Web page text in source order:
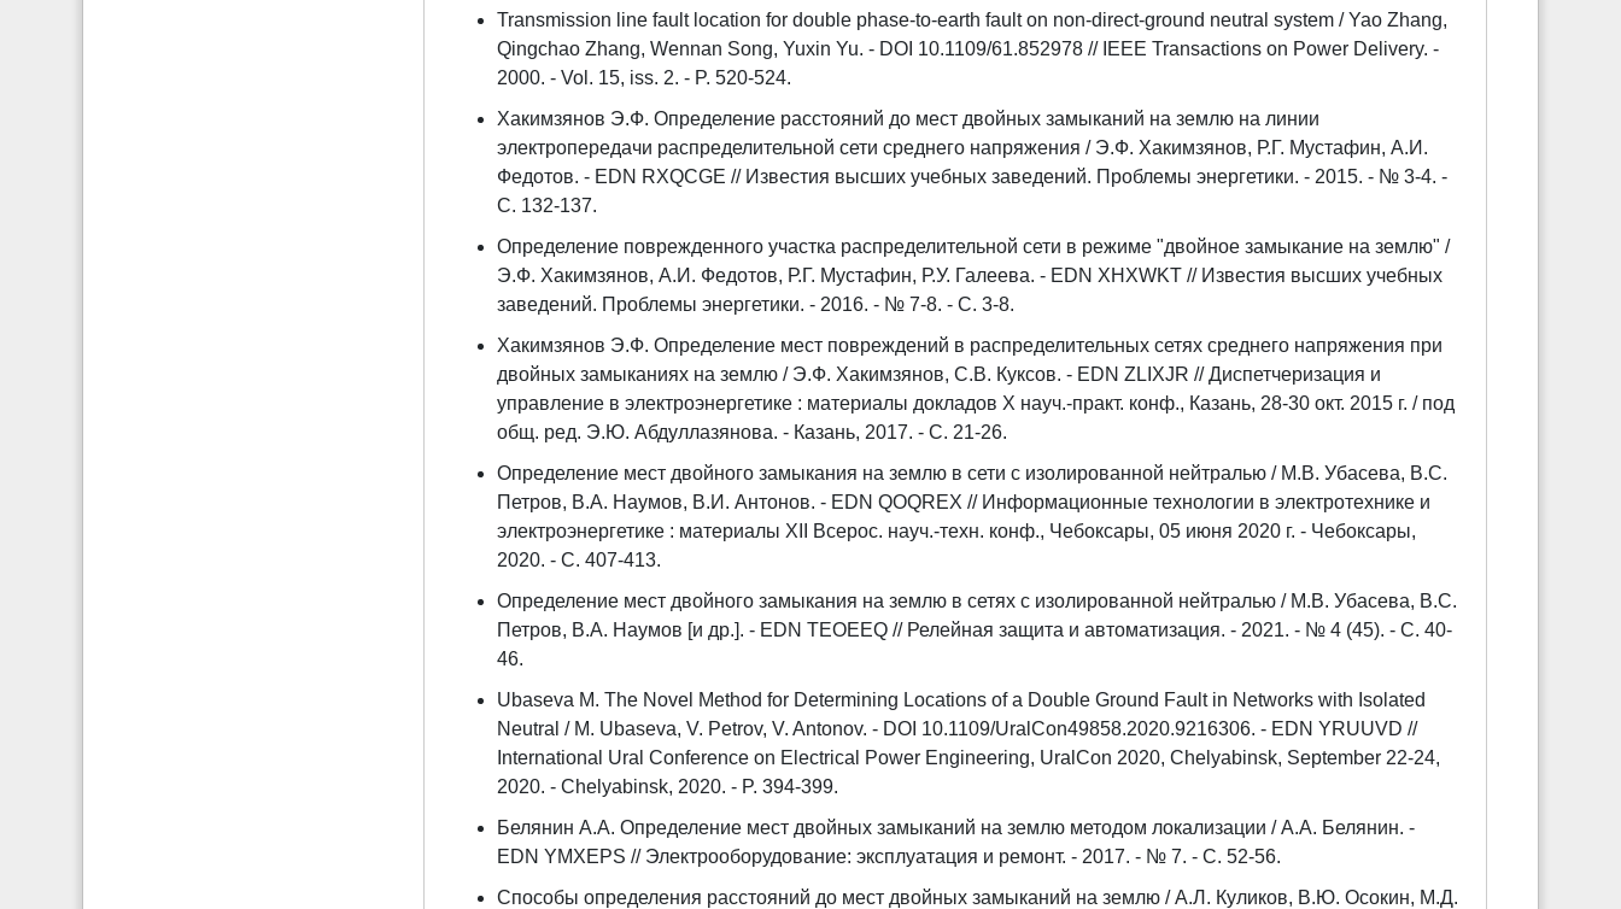
Transmission line fault location for double phase-to-earth fault on non-direct-ground neutral system / Yao Zhang,
Qingchao Zhang, Wennan Song, Yuxin Yu. - DOI 10.1109/61.852978 // IEEE Transactions on Power Delivery. -
2000. - Vol. 15, iss. 2. - P. 520-524.
Хакимзянов Э.Ф. Определение расстояний до мест двойных замыканий на землю на линии
электропередачи распределительной сети среднего напряжения / Э.Ф. Хакимзянов, Р.Г. Мустафин, А.И.
Федотов. - EDN RXQCGE // Известия высших учебных заведений. Проблемы энергетики. - 2015. - № 3-4. -
С. 132-137.
Определение поврежденного участка распределительной сети в режиме "двойное замыкание на землю" /
Э.Ф. Хакимзянов, А.И. Федотов, Р.Г. Мустафин, Р.У. Галеева. - EDN XHXWKT // Известия высших учебных
заведений. Проблемы энергетики. - 2016. - № 7-8. - С. 3-8.
Хакимзянов Э.Ф. Определение мест повреждений в распределительных сетях среднего напряжения при
двойных замыканиях на землю / Э.Ф. Хакимзянов, С.В. Куксов. - EDN ZLIXJR // Диспетчеризация и
управление в электроэнергетике : материалы докладов X науч.-практ. конф., Казань, 28-30 окт. 2015 г. / под
общ. ред. Э.Ю. Абдуллазянова. - Казань, 2017. - С. 21-26.
Определение мест двойного замыкания на землю в сети с изолированной нейтралью / М.В. Убасева, В.С.
Петров, В.А. Наумов, В.И. Антонов. - EDN QOQREX // Информационные технологии в электротехнике и
электроэнергетике : материалы XII Всерос. науч.-техн. конф., Чебоксары, 05 июня 2020 г. - Чебоксары,
2020. - С. 407-413.
Определение мест двойного замыкания на землю в сетях с изолированной нейтралью / М.В. Убасева, В.С.
Петров, В.А. Наумов [и др.]. - EDN TEOEEQ // Релейная защита и автоматизация. - 2021. - № 4 (45). - С. 40-
46.
Ubaseva M. The Novel Method for Determining Locations of a Double Ground Fault in Networks with Isolated
Neutral / M. Ubaseva, V. Petrov, V. Antonov. - DOI 10.1109/UralCon49858.2020.9216306. - EDN YRUUVD //
International Ural Conference on Electrical Power Engineering, UralCon 2020, Chelyabinsk, September 22-24,
2020. - Chelyabinsk, 2020. - P. 394-399.
Белянин А.А. Определение мест двойных замыканий на землю методом локализации / А.А. Белянин. -
EDN YMXEPS // Электрооборудование: эксплуатация и ремонт. - 2017. - № 7. - С. 52-56.
Способы определения расстояний до мест двойных замыканий на землю / А.Л. Куликов, В.Ю. Осокин, М.Д.